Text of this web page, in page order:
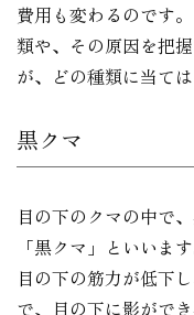
費用も変わるのです
類や、その原因を把
が、どの種類に当て
黒クマ
目の下のクマの中で
「黒クマ」といいま
目の下の筋力が低下
で、目の下に影がで